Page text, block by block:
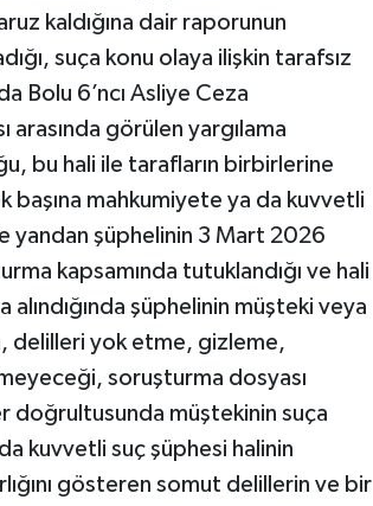
kaldığına dair raporunun
suça konu olaya ilişkin tarafsız
Bolu 6’ncı Asliye Ceza
arasında görülen yargılama
bu hali ile tarafların birbirlerine
başına mahkumiyete ya da kuvvetli
yandan şüphelinin 3 Mart 2026
kapsamında tutuklandığı ve hali
şüphelinin müşteki veya
delilleri yok etme, gizleme,
soruşturma dosyası
doğrultusunda müştekinin suça
kuvvetli suç şüphesi halinin
gösteren somut delillerin ve bir